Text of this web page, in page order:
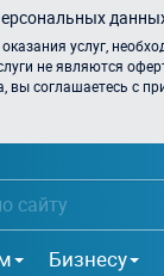
услуг,
не являются
соглашаетесь с
Бизнесу